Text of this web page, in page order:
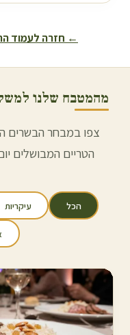
← חזרה לעמוד
מהמטבח שלנו
צפו במבחר הבשרים
הטריים המבושלים
הכל עיקריות